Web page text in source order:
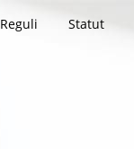
Reguli Statut